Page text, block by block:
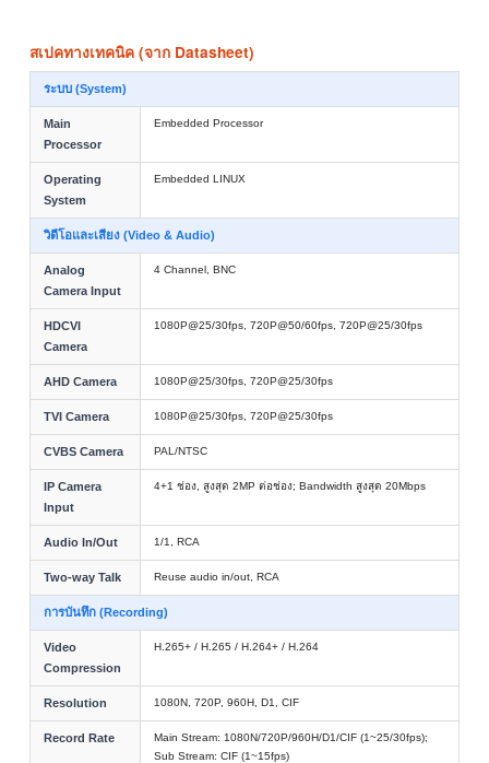
สเปคทางเทคนิค (จาก Datasheet)
ระบบ (System)
Main
Processor
Embedded Processor
Operating
System
Embedded LINUX
วิดีโอและเสียง (Video & Audio)
Analog
Camera Input
4 Channel, BNC
HDCVI
Camera
1080P@25/30fps, 720P@50/60fps, 720P@25/30fps
AHD Camera 1080P@25/30fps, 720P@25/30fps
TVI Camera 1080P@25/30fps, 720P@25/30fps
CVBS Camera PAL/NTSC
IP Camera
Input
4+1 ช่อง, สูงสุด 2MP ต่อช่อง; Bandwidth สูงสุด 20Mbps
Audio In/Out 1/1, RCA
Two-way Talk Reuse audio in/out, RCA
การบันทึก (Recording)
Video
Compression
H.265+ / H.265 / H.264+ / H.264
Resolution 1080N, 720P, 960H, D1, CIF
Record Rate
Main Stream: 1080N/720P/960H/D1/CIF (1~25/30fps);
Sub Stream: CIF (1~15fps)